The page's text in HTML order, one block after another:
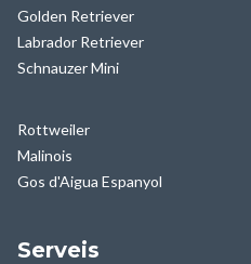
Golden Retriever
Labrador Retriever
Schnauzer Mini
Rottweiler
Malinois
Gos d'Aigua Espanyol
Serveis